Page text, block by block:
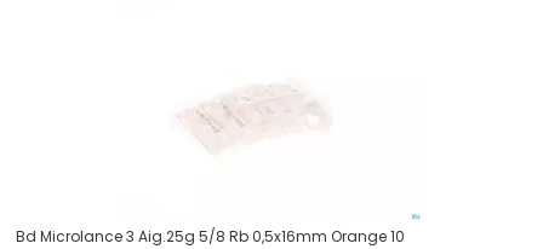
Bd Microlance 3 Aig.25g 5/8 Rb 0,5x16mm Orange 10